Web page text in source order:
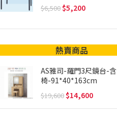
6,500 5,200
熱賣商品
AS雅司-羅門3尺鏡台-含
椅-91*40*163cm
19,600 14,600